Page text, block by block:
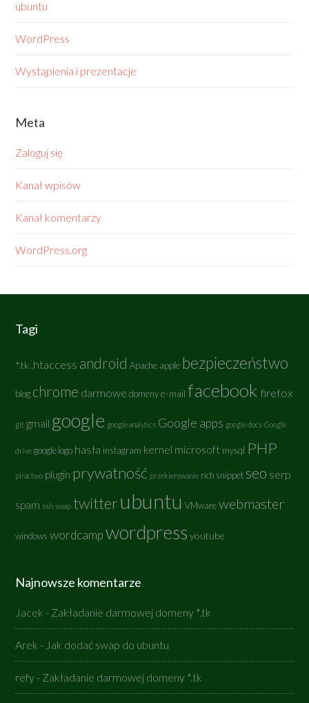
ubuntu
WordPress
Wystąpienia i prezentacje
Meta
Zaloguj się
Kanał wpisów
Kanał komentarzy
WordPress.org
Tagi
*.tk .htaccess android Apache apple bezpieczeństwo
blog chrome darmowe domeny e-mail facebook firefox
git gmail google google analytics Google apps google docs Google
drive google logo hasła instagram kernel microsoft mysql PHP
piractwo plugin prywatność przekierowanie rich snippet seo serp
spam ssh swap twitterubuntu VMware webmaster
windows wordcamp wordpress youtube
Najnowsze komentarze
Jacek - Zakładanie darmowej domeny *.tk
Arek - Jak dodać swap do ubuntu
refy - Zakładanie darmowej domeny *.tk